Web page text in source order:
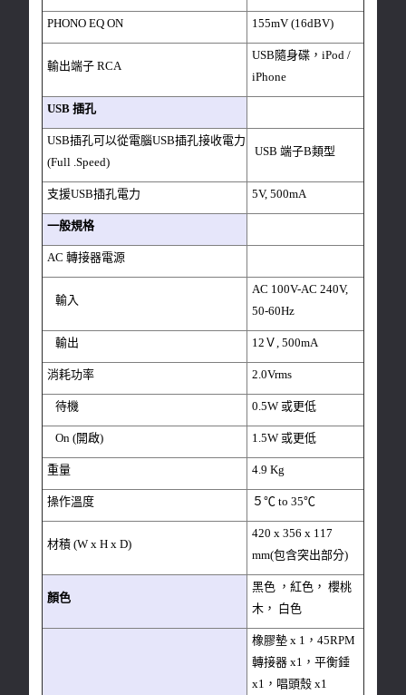
PHONO EQ ON 155mV (16dBV)
輸出端子 RCA
USB隨身碟，iPod /
iPhone
USB 插孔
USB插孔可以從電腦USB插孔接收電力
(Full .Speed)
USB 端子B類型
支援USB插孔電力 5V, 500mA
一般規格
AC 轉接器電源
輸入
AC 100V-AC 240V,
50-60Hz
輸出 12Ｖ, 500mA
消耗功率 2.0Vrms
待機 0.5W 或更低
On (開啟) 1.5W 或更低
重量 4.9 Kg
操作溫度 ５℃ to 35℃
材積 (W x H x D)
420 x 356 x 117
mm(包含突出部分)
顏色
黑色 ，紅色， 櫻桃
木， 白色
橡膠墊 x 1，45RPM
轉接器 x1，平衡錘
x1，唱頭殼 x1